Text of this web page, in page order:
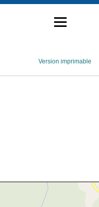
Version imprimable